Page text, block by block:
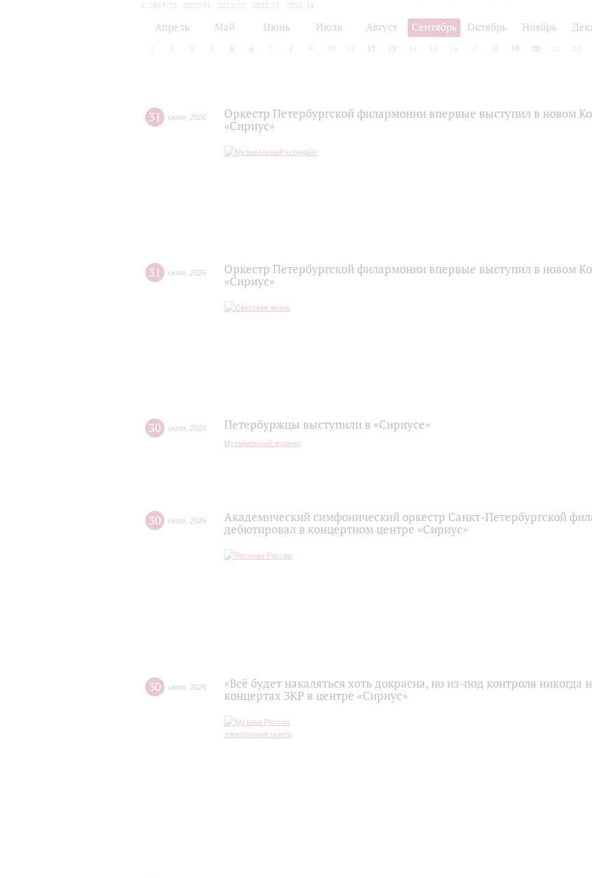
2019/20 2020/21 2021/22 2022/23
2023/24
Апрель Май Июнь Июль Август Сентябрь Октябрь Ноябрь
2 3 4 5 6 7 8 9 10 12 13 14 15 16 17 18 19 20 21 22
31 июля 2026
Оркестр Петербургской филармонии впервые выступил в новом
«Сириус»
31 июля 2026
Оркестр Петербургской филармонии впервые выступил в новом
«Сириус»
30 июля 2026 Петербуржцы выступили в «Сириусе»
Музыкальный журнал
30 июля 2026
Академический симфонический оркестр Санкт-Петербургской
дебютировал в концертном центре «Сириус»
30 июля 2026
«Всё будет накаляться хоть докрасна, но из-под контроля никогда
концертах ЗКР в центре «Сириус»